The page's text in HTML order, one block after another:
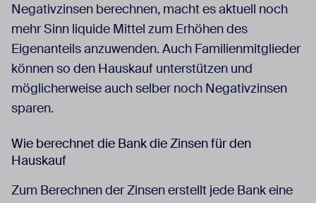
Negativzinsen berechnen, macht es aktuell noch
mehr Sinn liquide Mittel zum Erhöhen des
Eigenanteils anzuwenden. Auch Familienmitglieder
können so den Hauskauf unterstützen und
möglicherweise auch selber noch Negativzinsen
sparen.
Wie berechnet die Bank die Zinsen für den
Hauskauf
Zum Berechnen der Zinsen erstellt jede Bank eine